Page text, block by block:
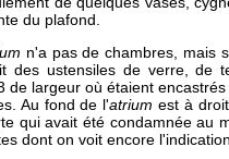
du plafond.
n'a pas de chambres, mais
des ustensiles de verre, de
de largeur où étaient
Au fond de l'atrium est à
qui avait été condamnée au
dont on voit encore l'indication.